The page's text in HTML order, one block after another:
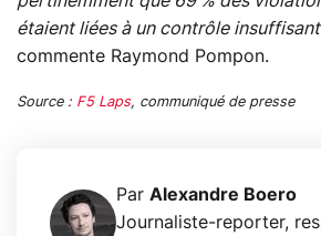
étaient liées à un contrôle
commente Raymond Pompon.
Source : F5 Laps, communiqué de presse
Par Alexandre Boero
Journaliste-reporter,